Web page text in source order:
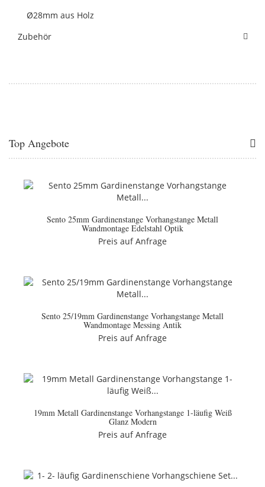
Ø28mm aus Holz
Zubehör
Top Angebote
Sento 25mm Gardinenstange Vorhangstange Metall
Wandmontage Edelstahl Optik
Preis auf Anfrage
Sento 25/19mm Gardinenstange Vorhangstange Metall
Wandmontage Messing Antik
Preis auf Anfrage
19mm Metall Gardinenstange Vorhangstange 1-läufig Weiß
Glanz Modern
Preis auf Anfrage